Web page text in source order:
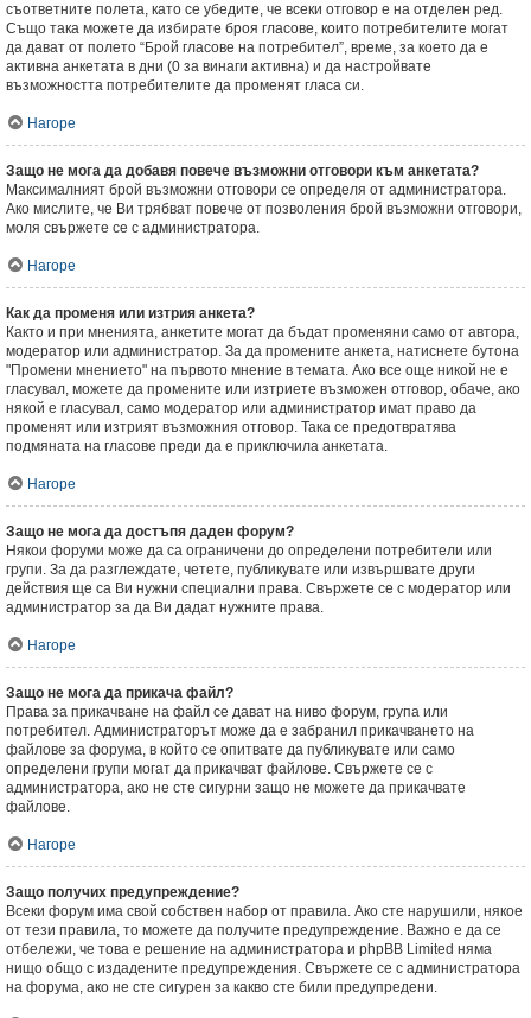
съответните полета, като се убедите, че всеки отговор е на отделен ред.
Също така можете да избирате броя гласове, които потребителите могат
да дават от полето “Брой гласове на потребител”, време, за което да е
активна анкетата в дни (0 за винаги активна) и да настройвате
възможността потребителите да променят гласа си.
Нагоре
Защо не мога да добавя повече възможни отговори към анкетата?
Максималният брой възможни отговори се определя от администратора.
Ако мислите, че Ви трябват повече от позволения брой възможни отговори,
моля свържете се с администратора.
Нагоре
Как да променя или изтрия анкета?
Както и при мненията, анкетите могат да бъдат променяни само от автора,
модератор или администратор. За да промените анкета, натиснете бутона
"Промени мнението" на първото мнение в темата. Ако все още никой не е
гласувал, можете да промените или изтриете възможен отговор, обаче, ако
някой е гласувал, само модератор или администратор имат право да
променят или изтрият възможния отговор. Така се предотвратява
подмяната на гласове преди да е приключила анкетата.
Нагоре
Защо не мога да достъпя даден форум?
Някои форуми може да са ограничени до определени потребители или
групи. За да разглеждате, четете, публикувате или извършвате други
действия ще са Ви нужни специални права. Свържете се с модератор или
администратор за да Ви дадат нужните права.
Нагоре
Защо не мога да прикача файл?
Права за прикачване на файл се дават на ниво форум, група или
потребител. Администраторът може да е забранил прикачването на
файлове за форума, в който се опитвате да публикувате или само
определени групи могат да прикачват файлове. Свържете се с
администратора, ако не сте сигурни защо не можете да прикачвате
файлове.
Нагоре
Защо получих предупреждение?
Всеки форум има свой собствен набор от правила. Ако сте нарушили, някое
от тези правила, то можете да получите предупреждение. Важно е да се
отбележи, че това е решение на администратора и phpBB Limited няма
нищо общо с издадените предупреждения. Свържете се с администратора
на форума, ако не сте сигурен за какво сте били предупредени.